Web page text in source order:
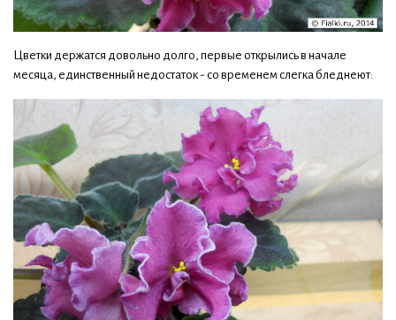
Цветки держатся довольно долго, первые открылись в начале
месяца, единственный недостаток - со временем слегка бледнеют: